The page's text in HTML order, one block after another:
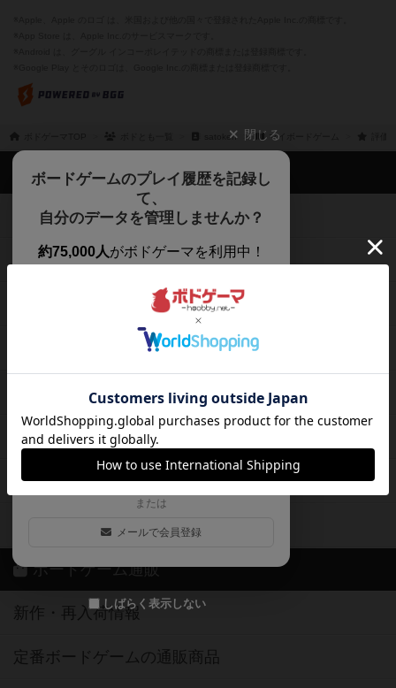
satoken マイボードゲーム
閉じる
ボードゲームのプレイ履歴を記録し
て、
自分のデータを管理しませんか？
約75,000人がボドゲーマを利用中！
遊んだボードゲームを記録する
気になるゲームのレビューを読む
お気に入り作品・所有リストの共
ログイン / 会員登録（10秒）
Google X
Apple Facebook
または
メールで会員登録
しばらく表示しない
ボドゲーマTOP
ボードゲームを検索する
ボードゲームの新着レビュー
ボードゲーム会情報
掲示板・トピックス
ボドとも・会員一覧
ボードゲーム業界コラム
ボドゲーマご利用案内
ボードゲーム通販
新作・再入荷情報
定番ボードゲームの通販商品